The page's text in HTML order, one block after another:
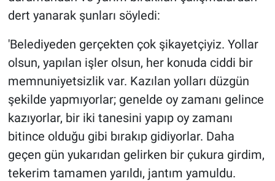
dert yanarak şunları söyledi:
'Belediyeden gerçekten çok şikayetçiyiz. Yollar
olsun, yapılan işler olsun, her konuda ciddi bir
memnuniyetsizlik var. Kazılan yolları düzgün
şekilde yapmıyorlar; genelde oy zamanı gelince
kazıyorlar, bir iki tanesini yapıp oy zamanı
bitince olduğu gibi bırakıp gidiyorlar. Daha
geçen gün yukarıdan gelirken bir çukura girdim,
tekerim tamamen yarıldı, jantım yamuldu.